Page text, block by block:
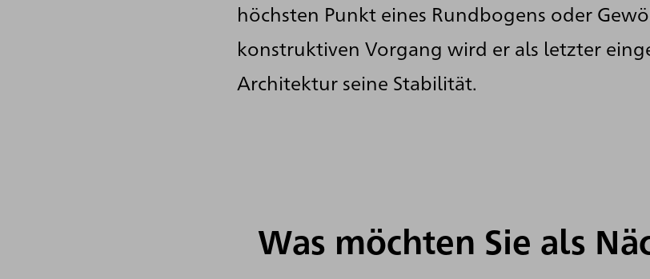
höchsten Punkt eines Rundbogens oder
konstruktiven Vorgang wird er als letzter
Architektur seine Stabilität.
Was möchten Sie als